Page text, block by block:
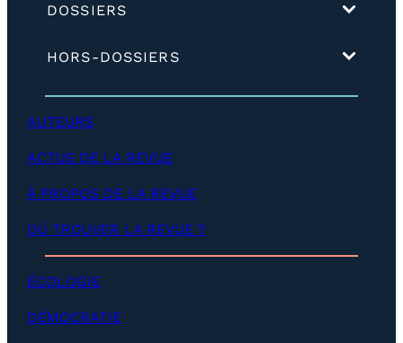
DOSSIERS
v
l
e
)
HORS-DOSSIERS(
p
r
AUTEURS
ACTUS DE LA REVUE
À PROPOS DE LA REVUE
OÙ TROUVER LA REVUE ?
ÉCOLOGIE
DÉMOCRATIE